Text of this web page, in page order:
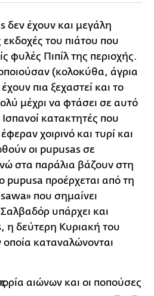
δεν έχουν και μεγάλη
του πιάτου που
φυλές Πιπίλ της περιοχής.
(κολοκύθα, άγρια
πια ξεχαστεί και το
μέχρι να φτάσει σε αυτό
κατακτητές που
χοιρινό και τυρί και
οι pupusas σε
στα παράλια βάζουν στη
pupusa προέρχεται από τη
που σημαίνει
υπάρχει και
η δεύτερη Κυριακή του
καταναλώνονται